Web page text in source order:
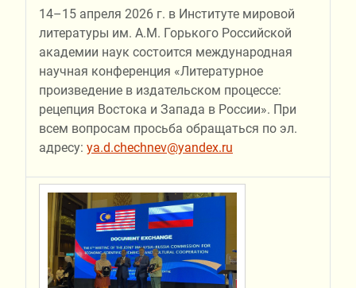
14–15 апреля 2026 г. в Институте мировой
литературы им. А.М. Горького Российской
академии наук состоится международная
научная конференция «Литературное
произведение в издательском процессе:
рецепция Востока и Запада в России». При
всем вопросам просьба обращаться по эл.
адресу: ya.d.chechnev@yandex.ru